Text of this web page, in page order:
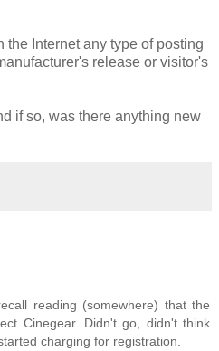
the Internet any type of posting
release or visitor's
if so, was there anything new
reading (somewhere) that the
Cinegear. Didn't go, didn't think
charging for registration.